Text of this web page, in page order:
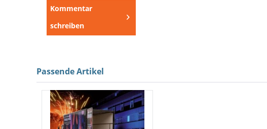
Kommentar
schreiben
Passende Artikel